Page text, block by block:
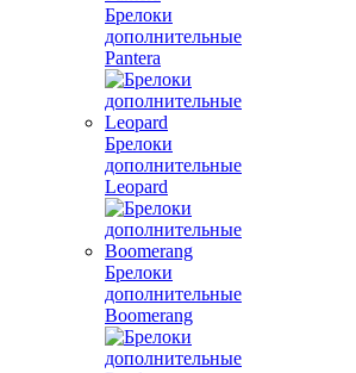
Брелоки
дополнительные
Pantera
Брелоки
дополнительные
Leopard
Брелоки
дополнительные
Boomerang